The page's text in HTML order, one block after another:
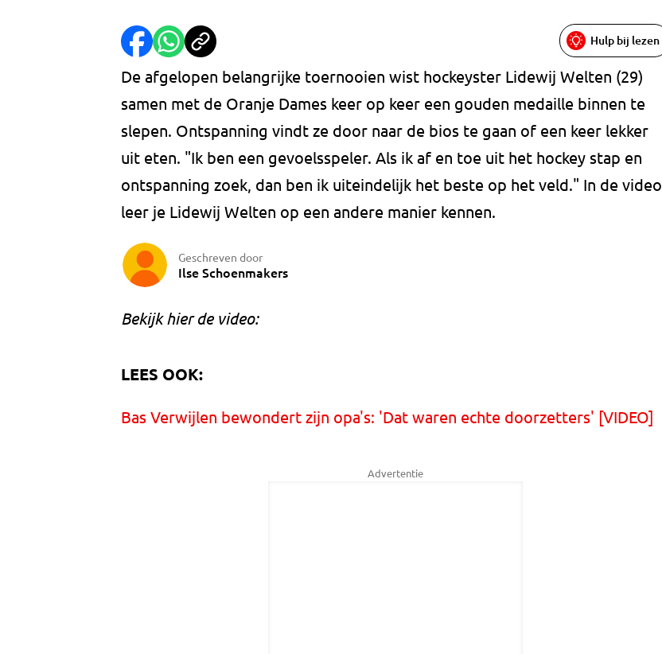
Hulp bij lezen
De afgelopen belangrijke toernooien wist hockeyster Lidewij Welten (29)
samen met de Oranje Dames keer op keer een gouden medaille binnen te
slepen. Ontspanning vindt ze door naar de bios te gaan of een keer lekker
uit eten. "Ik ben een gevoelsspeler. Als ik af en toe uit het hockey stap en
ontspanning zoek, dan ben ik uiteindelijk het beste op het veld." In de video
leer je Lidewij Welten op een andere manier kennen.
Geschreven door
Ilse Schoenmakers
Bekijk hier de video:
LEES OOK:
Bas Verwijlen bewondert zijn opa's: 'Dat waren echte doorzetters' [VIDEO]
Advertentie